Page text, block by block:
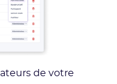
de votre